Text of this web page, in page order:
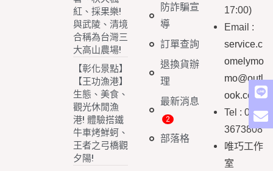
紅、採果樂!
與武陵、清境
合稱為台灣三
大高山農場!
【彰化景點】
【王功漁港】
生態、美食、
觀光休閒漁
港! 體驗搭鐵
牛車烤鮮蚵、
王者之弓橋觀
夕陽!
防詐騙宣
導
訂單查詢
退換貨辦
理
最新消息
部落格
17:00)
Email :
service.c
omelymo
mo@outl
ook.com
Tel : 03-
3673808
唯巧工作
室